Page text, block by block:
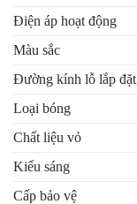
Điện áp hoạt động
Màu sắc
Đường kính lỗ lắp đặt
Loại bóng
Chất liệu vỏ
Kiểu sáng
Cấp bảo vệ